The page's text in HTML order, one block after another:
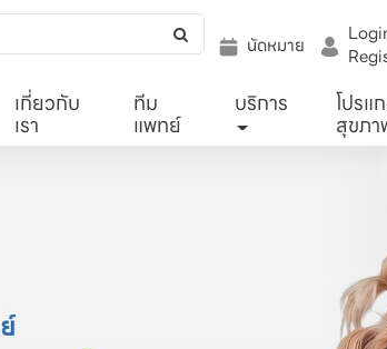
นัดหมาย
เกี่ยวกับ
เรา
ทีม
แพทย์
บริการ โปรแ
สุขภ